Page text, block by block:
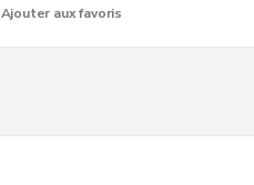
Ajouter aux favoris